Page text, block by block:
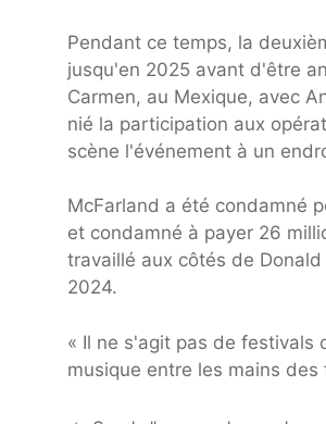
Pendant ce temps, la
jusqu'en 2025 avant d'être
Carmen, au Mexique, avec
nié la participation aux
scène l'événement à un
McFarland a été condamné
et condamné à payer 26
travaillé aux côtés de
2024.
« Il ne s'agit pas de
musique entre les mains des